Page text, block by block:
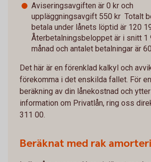
Aviseringsavgiften är 0 kr och
uppläggningsavgift 550 kr Totalt
betala under lånets löptid är 120
Återbetalningsbeloppet är i snitt 1
månad och antalet betalningar är
Det här är en förenklad kalkyl och
förekomma i det enskilda fallet. För
beräkning av din lånekostnad och
information om Privatlån, ring oss
311 00.
Beräknat med rak